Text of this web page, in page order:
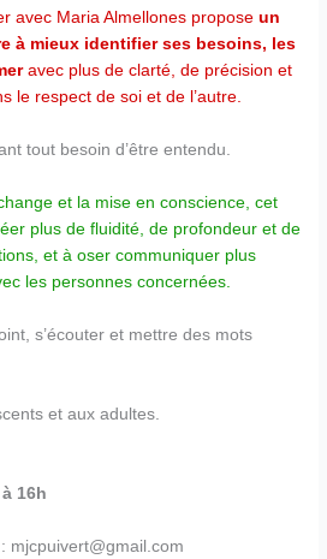
avec Maria Almellones propose un
à mieux identifier ses besoins, les
avec plus de clarté, de précision et
le respect de soi et de l’autre.
tout besoin d’être entendu.
et la mise en conscience, cet
plus de fluidité, de profondeur et de
et à oser communiquer plus
les personnes concernées.
s’écouter et mettre des mots
et aux adultes.
16h
: mjcpuivert@gmail.com